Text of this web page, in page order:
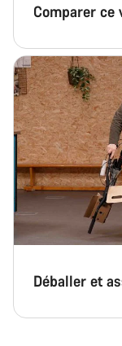
Comparer ce
Déballer et